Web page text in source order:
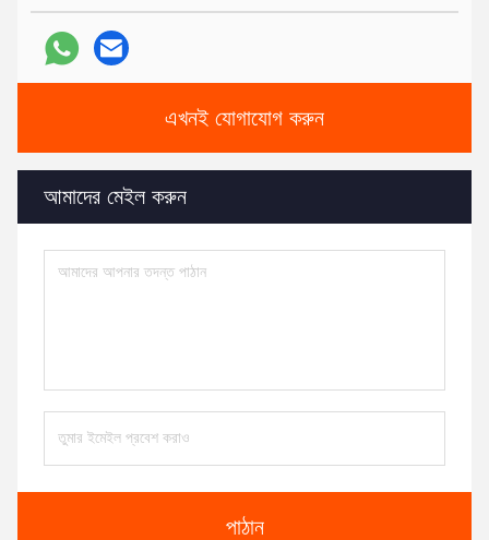
এখনই যোগাযোগ করুন
আমাদের মেইল ​​করুন
পাঠান